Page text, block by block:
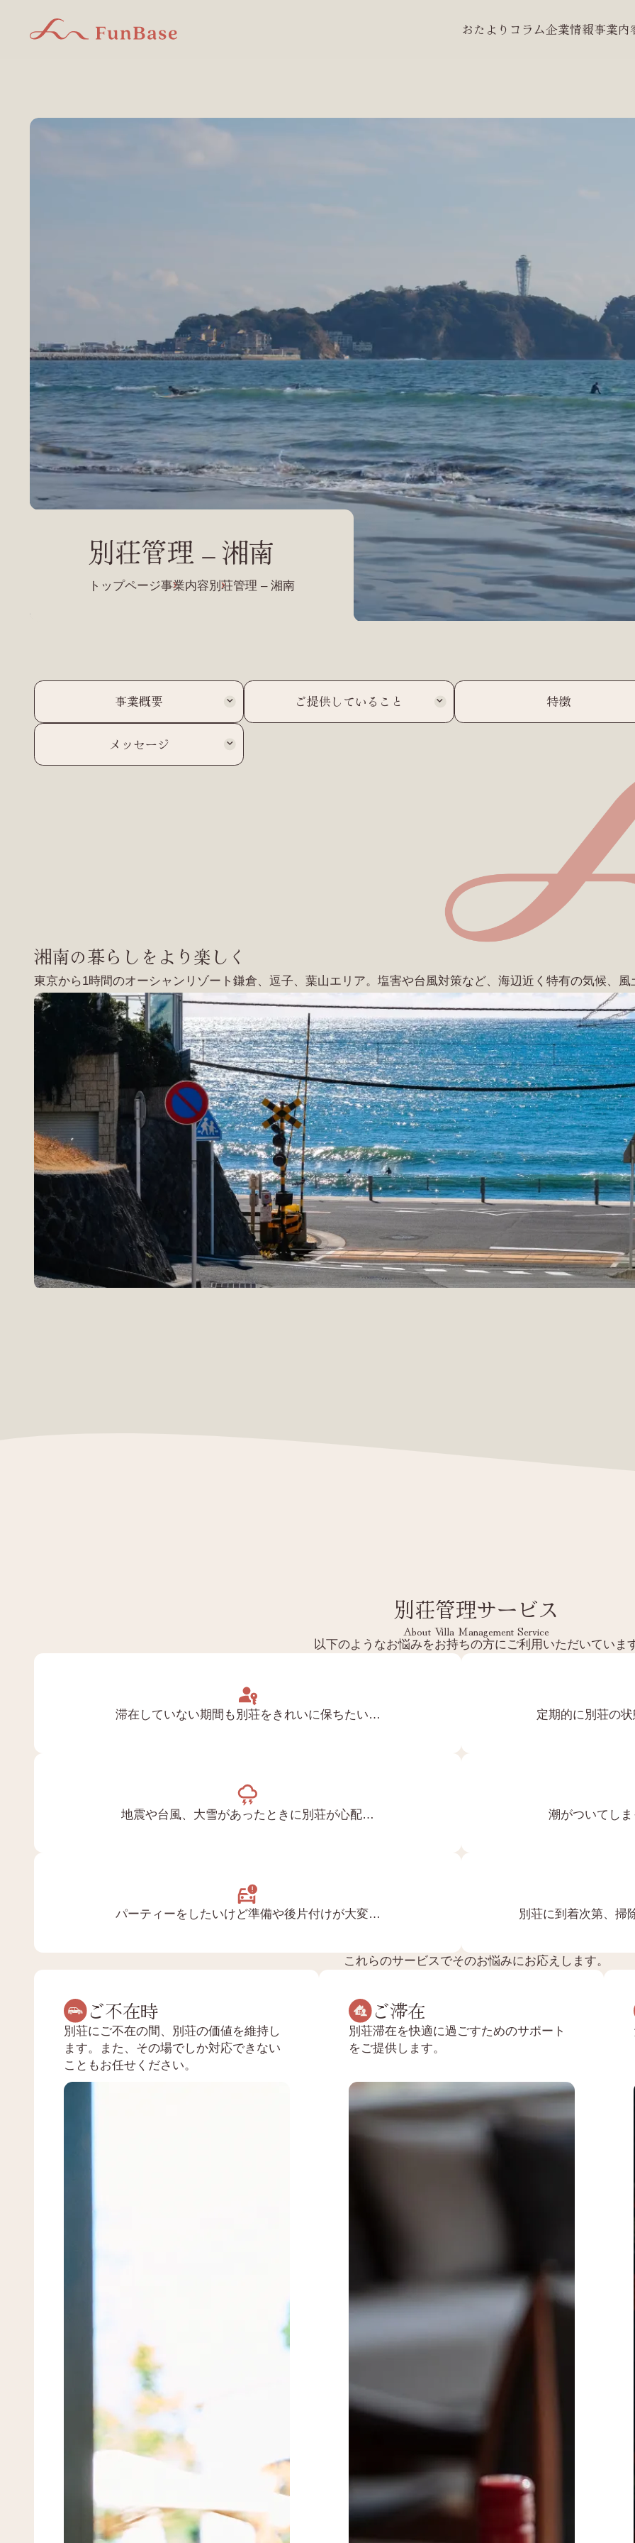
おたより コラム企業情報事業内
別荘管理 – 湘南
トップページ事業内容別荘管理 – 湘南
事業概要 ご提供していること 特徴
メッセージ
湘南の暮らしをより楽しく
東京から1時間のオーシャンリゾート鎌倉、逗子、葉山エリア。塩害や台風対策など、海辺近く特有の気候、
別荘管理サービス
About Villa Management Service
以下のようなお悩みをお持ちの方にご利用いただいていま
滞在していない期間も別荘をきれいに保ちたい… 定期的に別荘の
地震や台風、大雪があったときに別荘が心配… 潮がついてし
パーティーをしたいけど準備や後片付けが大変… 別荘に到着次第、掃
これらのサービスでそのお悩みにお応えします。
ご不在時
別荘にご不在の間、別荘の価値を維持し
ます。また、その場でしか対応できない
こともお任せください。
ご滞在
別荘滞在を快適に過ごすためのサポート
をご提供します。